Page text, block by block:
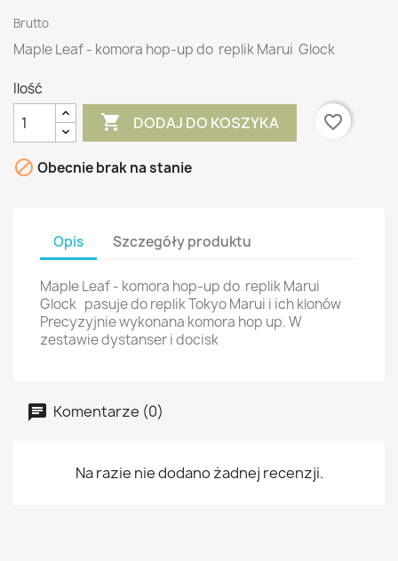
Brutto
Maple Leaf - komora hop-up do replik Marui Glock
Ilość
 DODAJ DO KOSZYKA favorite_border
 Obecnie brak na stanie
Opis Szczegóły produktu
Maple Leaf - komora hop-up do replik Marui
Glock pasuje do replik Tokyo Marui i ich klonów
Precyzyjnie wykonana komora hop up. W
zestawie dystanser i docisk
Komentarze (0)
Na razie nie dodano żadnej recenzji.